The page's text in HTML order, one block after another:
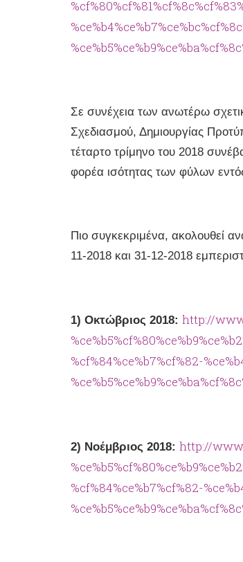
Σε συνέχεια των ανωτέρω
Σχεδιασμού, Δημιουργίας
τέταρτο τρίμηνο του 2018
φορέα ισότητας των φύλων
Πιο συγκεκριμένα, ακολουθεί
11-2018 και 31-12-2018
1) Οκτώβριος 2018: http://
%cf%84%ce%b7%cf%82-
2) Νοέμβριος 2018: http://
%cf%84%ce%b7%cf%82-